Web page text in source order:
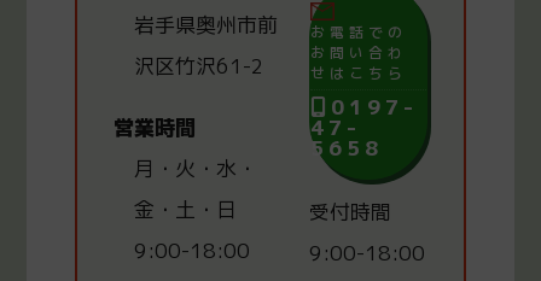
岩手県奥州市前
沢区竹沢61-2
営業時間
月・火・水・
金・土・日
9:00-18:00
お電話での
お問い合わ
せはこちら
0197-
47-
5658
受付時間
9:00-18:00